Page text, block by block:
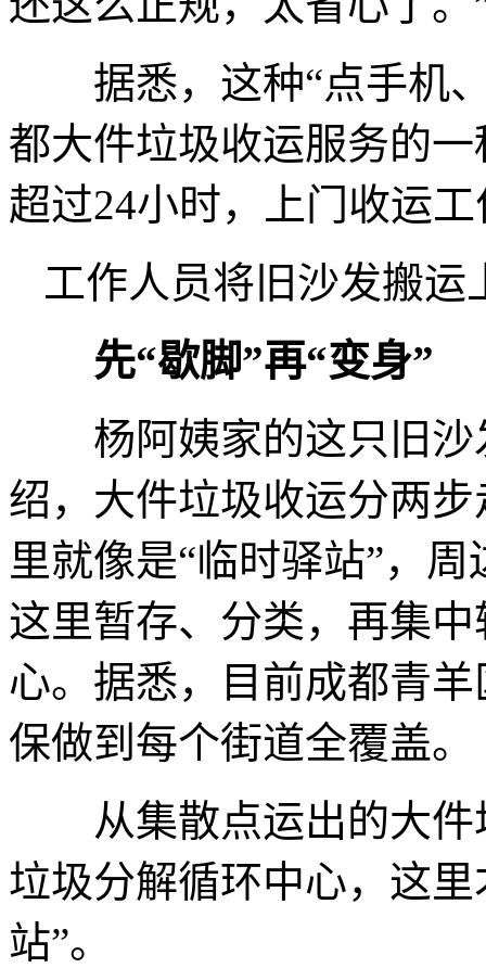
据悉，这种“点手机、
都大件垃圾收运服务的
超过24小时，上门收运
工作人员将旧沙发搬运
先“歇脚”再“变身”
杨阿姨家的这只旧沙
绍，大件垃圾收运分两
里就像是“临时驿站”，
这里暂存、分类，再集
心。据悉，目前成都青
保做到每个街道全覆盖。
从集散点运出的大件
垃圾分解循环中心，这
站”。